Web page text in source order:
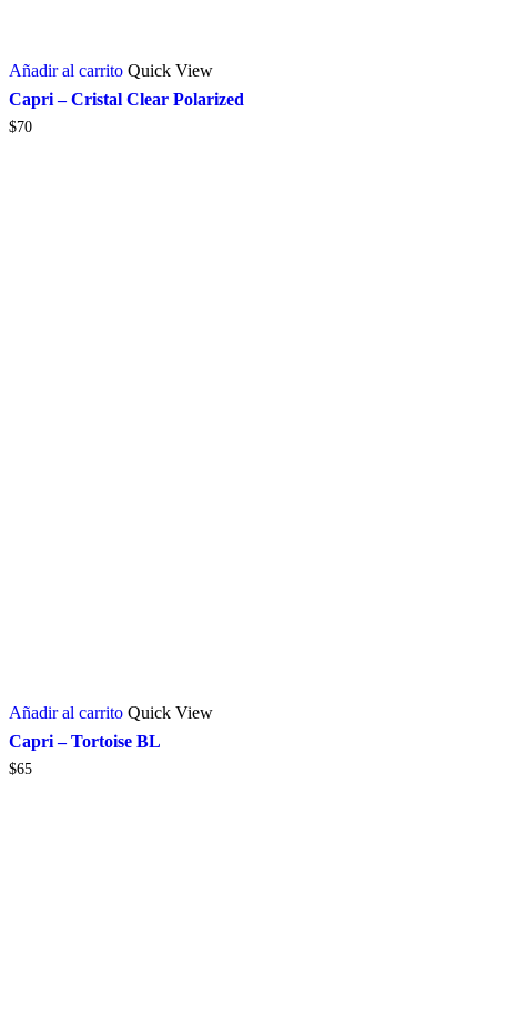
Añadir al carrito Quick View
Capri – Cristal Clear Polarized
$70
Añadir al carrito Quick View
Capri – Tortoise BL
$65